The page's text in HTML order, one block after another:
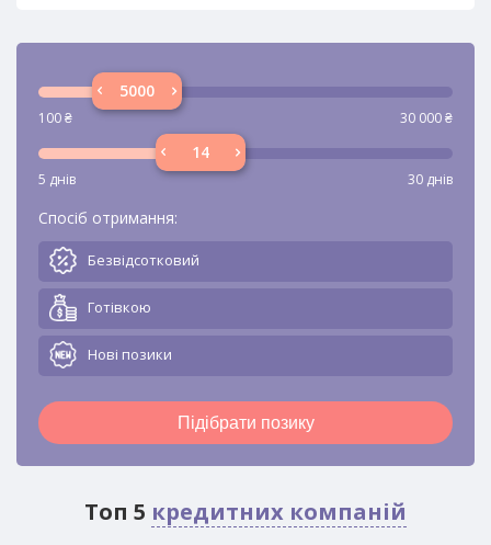
100₴ 30 000₴
5 днів 30 днів
Спосіб отримання:
Безвідсотковий
Готівкою
Новi позики
Підібрати позику
Топ 5 кредитних компаній